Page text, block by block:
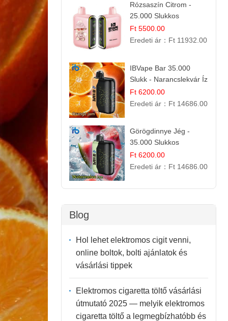
Rózsaszín Citrom -
25.000 Slukkos
eldobható e-Cigaretta |
IBvape Bar
Ft 5500.00
Eredeti ár： Ft 11932.00
IBVape Bar 35.000
Slukk - Narancslekvár Íz
| Prémium E-cigaretta
Ft 6200.00
Eredeti ár： Ft 14686.00
Görögdinnye Jég -
35.000 Slukkos
eldobható vape |
IBVape Bar Frissítő
Ft 6200.00
Eredeti ár： Ft 14686.00
Blog
Hol lehet elektromos cigit venni,
online boltok, bolti ajánlatok és
vásárlási tippek
Elektromos cigaretta töltő vásárlási
útmutató 2025 — melyik elektromos
cigaretta töltő a legmegbízhatóbb és